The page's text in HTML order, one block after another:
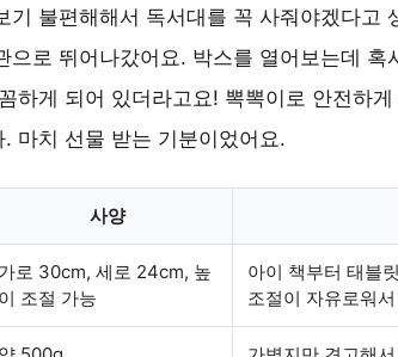
기 불편해해서 독서대를 꼭 사줘야겠다고
으로 뛰어나갔어요. 박스를 열어보는데
하게 되어 있더라고요! 뽁뽁이로 안전하
. 마치 선물 받는 기분이었어요.
사양
가로 30cm, 세로 24cm, 높
이 조절 가능
아이 책부터 태블
조절이 자유로워